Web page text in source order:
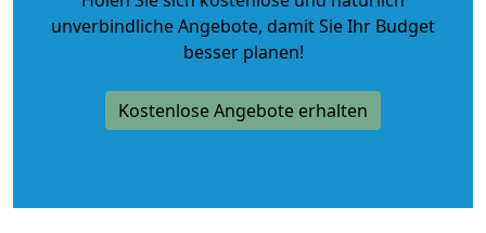
unverbindliche Angebote, damit Sie Ihr Budget
besser planen!
Kostenlose Angebote erhalten